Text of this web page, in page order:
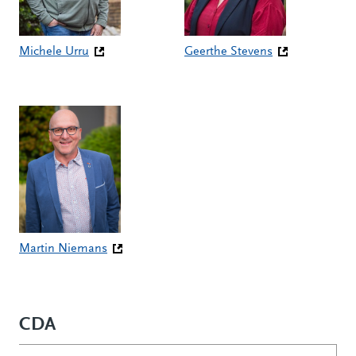
Michele Urru
Geerthe Stevens
Martin Niemans
CDA